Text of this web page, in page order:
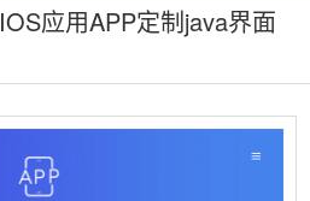
应用APP定制java界面